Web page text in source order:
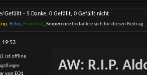
Gefällt - 5 Danke, 0 Gefällt, 0 Gefällt nicht
, Echo, Hannibal , Snipercorebedankte sich für diesen Beitrag.
19:53
AW: R.I.P.